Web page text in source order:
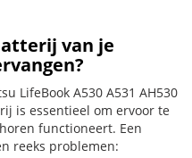
van je
LifeBook A530 A531 AH530
is essentieel om ervoor te
functioneert. Een
reeks problemen: